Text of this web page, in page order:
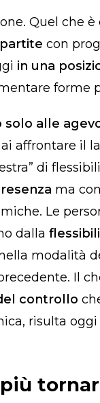
Quel che
con
in una
forme
solo alle
affrontare il
di
ma
Le
dalla
modalità
Il
controllo
risulta